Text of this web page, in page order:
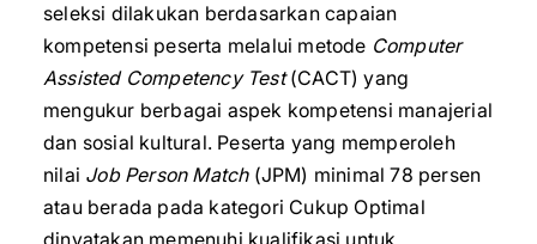
seleksi dilakukan berdasarkan capaian
kompetensi peserta melalui metode Computer
Assisted Competency Test(CACT) yang
mengukur berbagai aspek kompetensi manajerial
dan sosial kultural. Peserta yang memperoleh
nilai Job Person Match(JPM) minimal 78 persen
atau berada pada kategori Cukup Optimal
dinyatakan memenuhi kualifikasi untuk